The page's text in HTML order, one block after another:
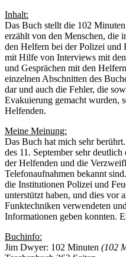
Inhalt:
Das Buch stellt die 102
erzählt von den Menschen, die
den Helfern bei der Polizei und
mit Hilfe von Interviews mit
und Gesprächen mit den
einzelnen Abschnitten des
dar und auch die Fehler, die
Evakuierung gemacht wurden,
Helfenden.
Meine Meinung:
Das Buch hat mich sehr
des 11. September sehr
der Helfenden und die
Telefonaufnahmen bekannt
die Institutionen Polizei und
unterstützt haben, und dies vor
Funktechniken verwendeten
Informationen geben konnten.
Buchinfo:
Jim Dwyer: 102 Minuten (102